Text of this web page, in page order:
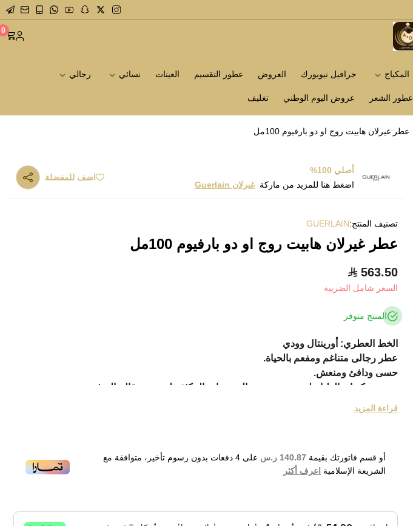
متجر عاشق العطور 0
المكياج جرافيل نيويورك العروض عطور التقسيم العينات نسائي رجالي
عطور الشعر عروض اليوم الوطني تغليف
عطر غيرلان هابيت روج او دو بارفيوم 100مل
أصلي 100%
اضغط هنا للمزيد من ماركة غيرلان Guerlain
اضف للمفضلة
تصنيف المنتج:GUERLAIN
عطر غيرلان هابيت روج او دو بارفيوم 100مل
563.50
السعر شامل الضريبة
المنتج متوفر
الخط العطري: أورينتال وودي
عطر رجالى متناغم ومفعم بالحياة.
حسى ودافئ ومنعش.
تحتوى مكوناتة العليا على مجموعة من الحمضيات المكثفة ليمون,برتقال, البرغموت.
اما مكوناتة المتوسطة من الزهور الراقية والخشب الثمين والقرفة.
مكوناتة الاساسية فهى البلسم الشرقى الدافئ
قراءة المزيد
أو قسم فاتورتك بقيمة 140.87 ر.س على 4 دفعات بدون رسوم تأخير، متوافقة مع
الشريعة الإسلامية اعرف أكثر